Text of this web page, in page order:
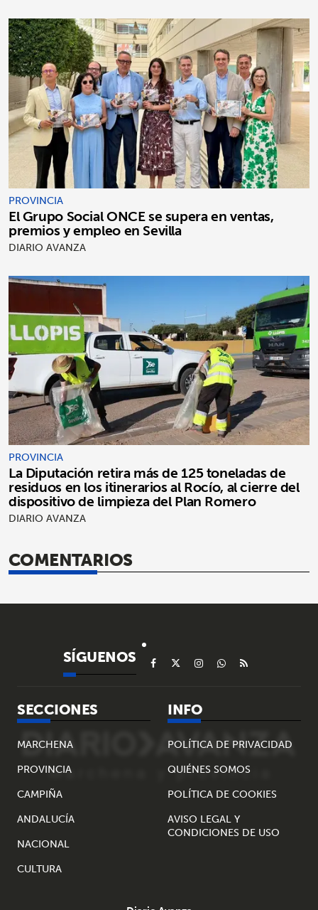
PROVINCIA
El Grupo Social ONCE se supera en ventas,
premios y empleo en Sevilla
DIARIO AVANZA
PROVINCIA
La Diputación retira más de 125 toneladas de
residuos en los itinerarios al Rocío, al cierre del
dispositivo de limpieza del Plan Romero
DIARIO AVANZA
COMENTARIOS
SÍGUENOS
SECCIONES
MARCHENA
PROVINCIA
CAMPIÑA
ANDALUCÍA
NACIONAL
CULTURA
INFO
POLÍTICA DE PRIVACIDAD
QUIÉNES SOMOS
POLÍTICA DE COOKIES
AVISO LEGAL Y
CONDICIONES DE USO